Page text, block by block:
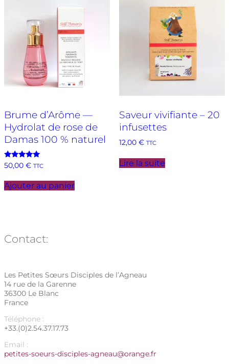
Brume d’Arôme —
Hydrolat de rose de
Damas 100 % naturel
Note
5.00
50,00 € TTC
Ajouter au panier
Saveur vivifiante – 20
infusettes
12,00 € TTC
Lire la suite
Contact:
Les Petites Sœurs Disciples de l’Agneau
14 rue de la Garenne
36300 Le Blanc
France
Téléphone :
+33.(0)2.54.37.17.73
Email :
petites-soeurs-disciples-agneau@orange.fr